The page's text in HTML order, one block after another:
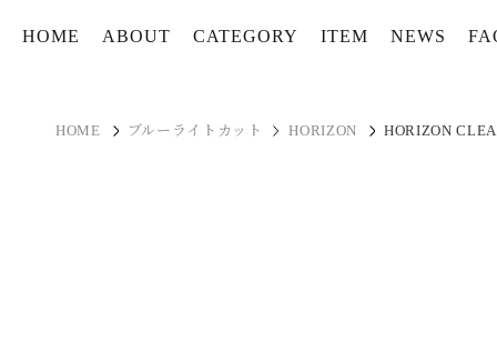
HOME ABOUT CATEGORY ITEM NEWS
HOME ブルーライトカット HORIZON HORIZON